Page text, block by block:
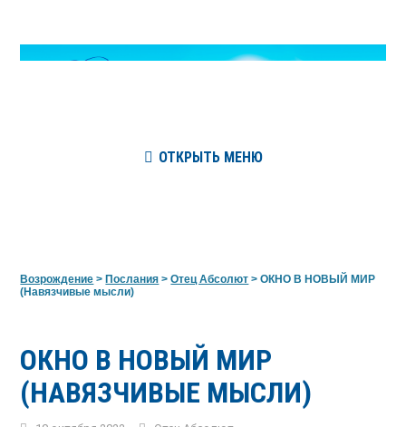
ОТКРЫТЬ МЕНЮ
Возрождение >Послания >Отец Абсолют >ОКНО В НОВЫЙ МИР
(Навязчивые мысли)
ОКНО В НОВЫЙ МИР
(НАВЯЗЧИВЫЕ МЫСЛИ)